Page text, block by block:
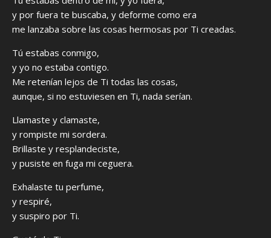
y por fuera te buscaba, y deforme como era
me lanzaba sobre las cosas hermosas por Ti creadas.
Tú estabas conmigo,
y yo no estaba contigo.
Me retenían lejos de Ti todas las cosas,
aunque, si no estuviesen en Ti, nada serían.
Llamaste y clamaste,
y rompiste mi sordera.
Brillaste y resplandeciste,
y pusiste en fuga mi ceguera.
Exhalaste tu perfume,
y respiré,
y suspiro por Ti.